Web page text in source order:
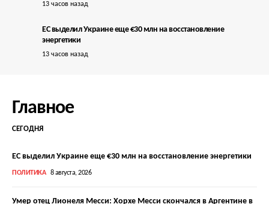
13 часов назад
ЕС выделил Украине еще €30 млн на восстановление
энергетики
13 часов назад
Главное
СЕГОДНЯ
ЕС выделил Украине еще €30 млн на восстановление энергетики
ПОЛИТИКА 8 августа, 2026
Умер отец Лионеля Месси: Хорхе Месси скончался в Аргентине в